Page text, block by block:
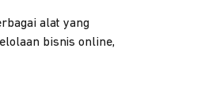
alat yang
bisnis online,